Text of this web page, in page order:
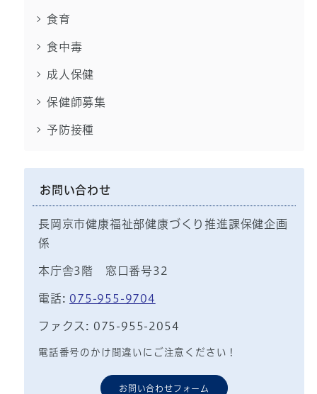
食育
食中毒
成人保健
保健師募集
予防接種
お問い合わせ
長岡京市健康福祉部健康づくり推進課保健企画
係
本庁舎3階 窓口番号32
電話: 075-955-9704
ファクス: 075-955-2054
電話番号のかけ間違いにご注意ください！
お問い合わせフォーム